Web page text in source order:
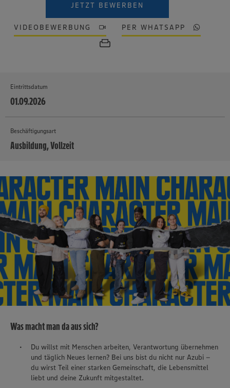
JETZT BEWERBEN
VIDEOBEWERBUNG PER WHATSAPP
Eintrittsdatum
01.09.2026
Beschäftigungsart
Ausbildung, Vollzeit
Was macht man da aus sich?
Du willst mit Menschen arbeiten, Verantwortung übernehmen
und täglich Neues lernen? Bei uns bist du nicht nur Azubi –
du wirst Teil einer starken Gemeinschaft, die Lebensmittel
liebt und deine Zukunft mitgestaltet.